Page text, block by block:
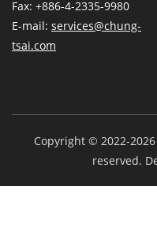
Fax: +886-4-2335-9980
E-mail: services@chung-
tsai.com
Copyright © 2022-
reserved.